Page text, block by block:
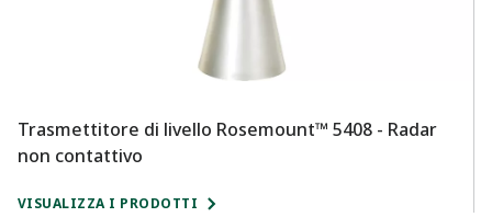
Trasmettitore di livello Rosemount™ 5408 - Radar
non contattivo
VISUALIZZA I PRODOTTI